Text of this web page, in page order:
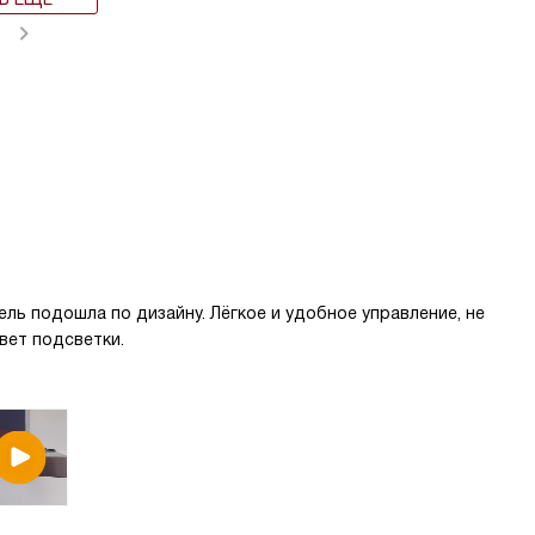
подошла по дизайну. Лёгкое и удобное управление, не
подсветки.